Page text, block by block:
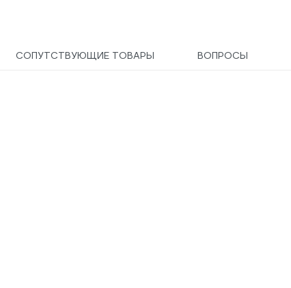
СОПУТСТВУЮЩИЕ ТОВАРЫ ВОПРОСЫ